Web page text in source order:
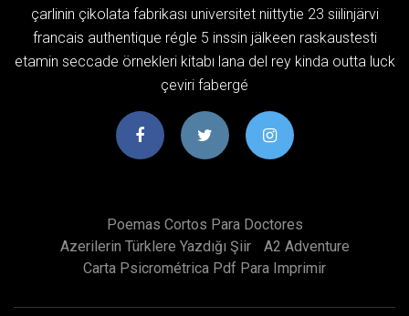
çarlinin çikolata fabrikası universitet niittytie 23 siilinjärvi
francais authentique régle 5 inssin jälkeen raskaustesti
etamin seccade örnekleri kitabı lana del rey kinda outta luck
çeviri fabergé
Poemas Cortos Para Doctores
Azerilerin Türklere Yazdığı Şiir
A2 Adventure
Carta Psicrométrica Pdf Para Imprimir